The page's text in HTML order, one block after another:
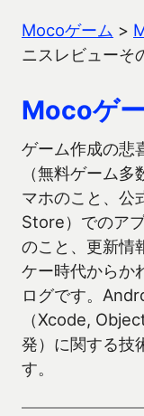
Mocoゲーム >
ニスレビューそ
Mocoゲ
ゲーム作成の悲
（無料ゲーム
マホのこと、公
Store）でのア
のこと、更新情
ケー時代からか
ログです。
（Xcode,
発）に関する技
す。